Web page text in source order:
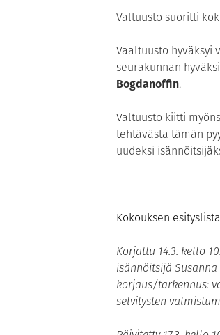
Valtuusto suoritti
Vaaltuusto hyväksyi
seurakunnan
Bogdanoffin.
Valtuusto kiitti
tehtävästä tämän
uudeksi
Kokouksen esityslista
Korjattu 14.3. kello
isännöitsijä
korjaus/tarkennus:
selvitysten